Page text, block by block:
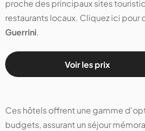
proche des principaux sites
restaurants locaux. Cliquez ici pour
Guerrini.
Voir les prix
Ces hôtels offrent une gamme
budgets, assurant un séjour